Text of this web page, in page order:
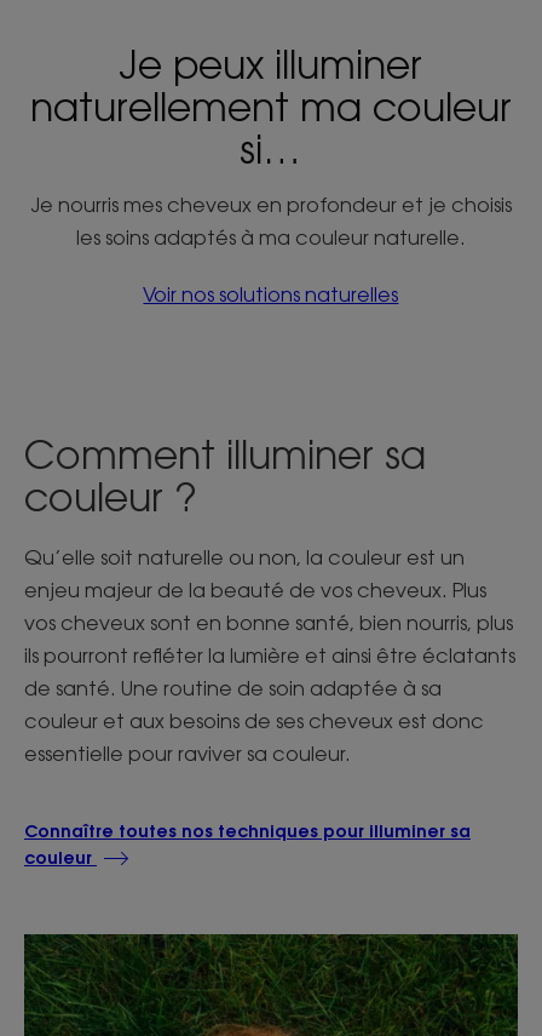
Je peux illuminer
naturellement ma couleur
si…
Je nourris mes cheveux en profondeur et je choisis
les soins adaptés à ma couleur naturelle.
Voir nos solutions naturelles
Comment illuminer sa
couleur ?
Qu’elle soit naturelle ou non, la couleur est un
enjeu majeur de la beauté de vos cheveux. Plus
vos cheveux sont en bonne santé, bien nourris, plus
ils pourront refléter la lumière et ainsi être éclatants
de santé. Une routine de soin adaptée à sa
couleur et aux besoins de ses cheveux est donc
essentielle pour raviver sa couleur.
Connaître toutes nos techniques pour illuminer sa
couleur